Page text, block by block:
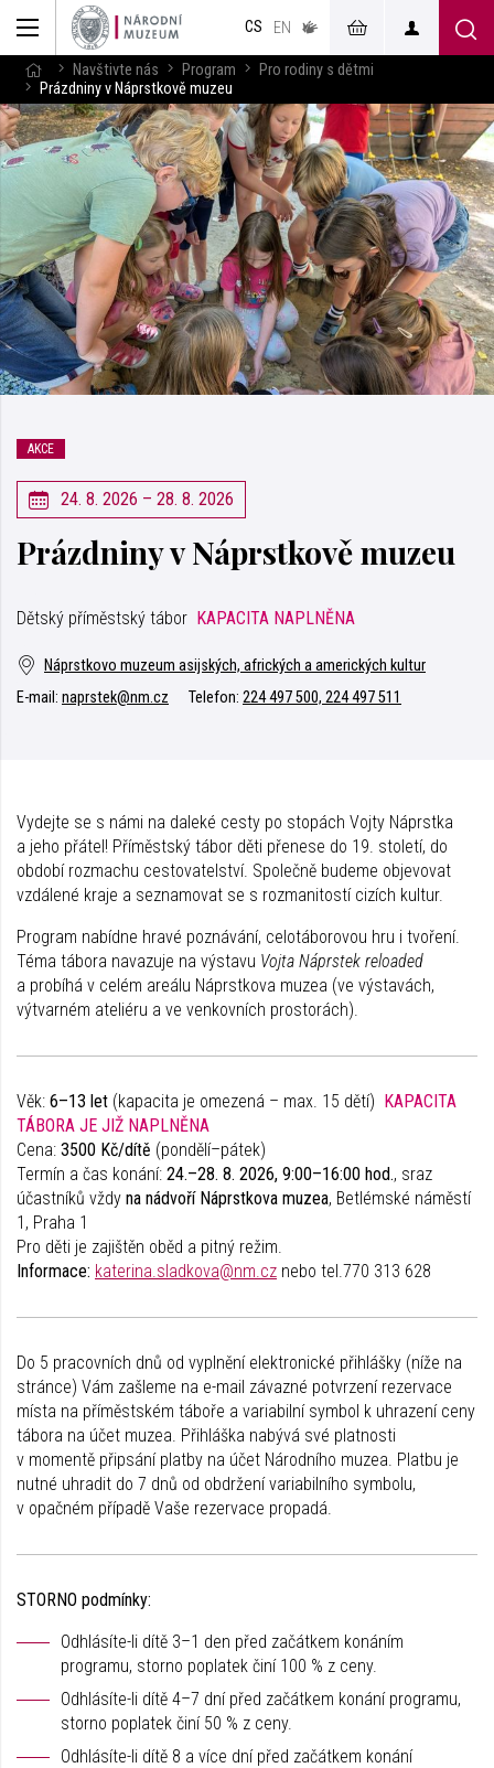
CS EN
v českém
jazyce
Navštivte nás Program
Pro rodiny s dětmi
Prázdniny v Náprstkově muzeu
AKCE
24. 8. 2026 – 28. 8. 2026
Prázdniny v Náprstkově muzeu
Dětský příměstský tábor KAPACITA NAPLNĚNA
Náprstkovo muzeum asijských, afrických a amerických kultur
E-mail: naprstek@nm.cz Telefon: 224 497 500, 224 497 511
Vydejte se s námi na daleké cesty po stopách Vojty Náprstka
a jeho přátel! Příměstský tábor děti přenese do 19. století, do
období rozmachu cestovatelství. Společně budeme objevovat
vzdálené kraje a seznamovat se s rozmanitostí cizích kultur.
Program nabídne hravé poznávání, celotáborovou hru i tvoření.
Téma tábora navazuje na výstavu Vojta Náprstek reloaded
a probíhá v celém areálu Náprstkova muzea (ve výstavách,
výtvarném ateliéru a ve venkovních prostorách).
Věk: 6–13 let (kapacita je omezená – max. 15 dětí) KAPACITA
TÁBORA JE JIŽ NAPLNĚNA
Cena: 3500 Kč/dítě (pondělí–pátek)
Termín a čas konání: 24.–28. 8. 2026, 9:00–16:00 hod., sraz
účastníků vždy na nádvoří Náprstkova muzea, Betlémské náměstí
1, Praha 1
Pro děti je zajištěn oběd a pitný režim.
Informace: katerina.sladkova@nm.cz nebo tel.770 313 628
Do 5 pracovních dnů od vyplnění elektronické přihlášky (níže na
stránce) Vám zašleme na e-mail závazné potvrzení rezervace
místa na příměstském táboře a variabilní symbol k uhrazení ceny
tábora na účet muzea. Přihláška nabývá své platnosti
v momentě připsání platby na účet Národního muzea. Platbu je
nutné uhradit do 7 dnů od obdržení variabilního symbolu,
v opačném případě Vaše rezervace propadá.
STORNO podmínky:
Odhlásíte-li dítě 3–1 den před začátkem konáním
programu, storno poplatek činí 100 % z ceny.
Odhlásíte-li dítě 4–7 dní před začátkem konání programu,
storno poplatek činí 50 % z ceny.
Odhlásíte-li dítě 8 a více dní před začátkem konání